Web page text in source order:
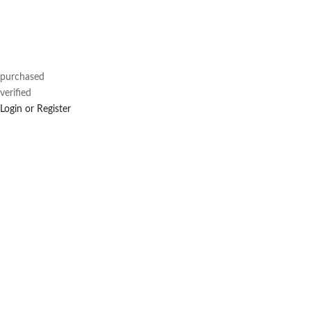
purchased
verified
Login or Register